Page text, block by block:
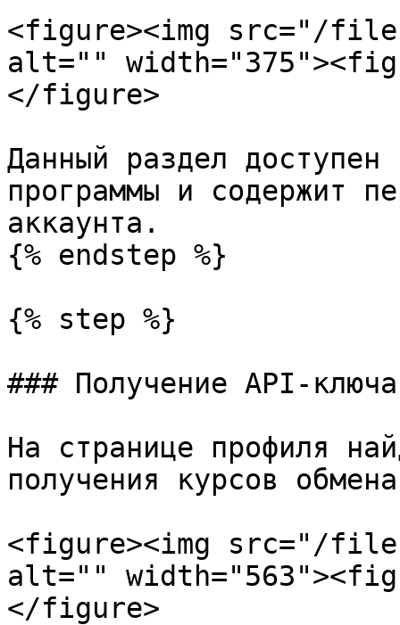
<figure><img src="/files/
alt=""
</figure>
Данный раздел доступен
программы и содержит
аккаунта.
{% endstep %}
{% step %}
### Получение API-ключа
На странице профиля
получения курсов
<figure><img src="/
alt=""
</figure>